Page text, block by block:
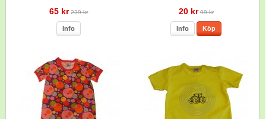
65 kr 229 kr
Info
20 kr 99 kr
Info Köp